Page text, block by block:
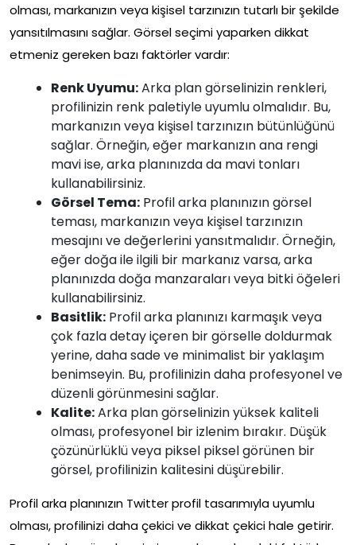
olması, markanızın veya kişisel tarzınızın tutarlı bir şekilde
yansıtılmasını sağlar. Görsel seçimi yaparken dikkat
etmeniz gereken bazı faktörler vardır:
Renk Uyumu:Arka plan görselinizin renkleri,
profilinizin renk paletiyle uyumlu olmalıdır. Bu,
markanızın veya kişisel tarzınızın bütünlüğünü
sağlar. Örneğin, eğer markanızın ana rengi
mavi ise, arka planınızda da mavi tonları
kullanabilirsiniz.
Görsel Tema: Profil arka planınızın görsel
teması, markanızın veya kişisel tarzınızın
mesajını ve değerlerini yansıtmalıdır. Örneğin,
eğer doğa ile ilgili bir markanız varsa, arka
planınızda doğa manzaraları veya bitki öğeleri
kullanabilirsiniz.
Basitlik: Profil arka planınızı karmaşık veya
çok fazla detay içeren bir görselle doldurmak
yerine, daha sade ve minimalist bir yaklaşım
benimseyin. Bu, profilinizin daha profesyonel ve
düzenli görünmesini sağlar.
Kalite:Arka plan görselinizin yüksek kaliteli
olması, profesyonel bir izlenim bırakır. Düşük
çözünürlüklü veya piksel piksel görünen bir
görsel, profilinizin kalitesini düşürebilir.
Profil arka planınızın Twitter profil tasarımıyla uyumlu
olması, profilinizi daha çekici ve dikkat çekici hale getirir.